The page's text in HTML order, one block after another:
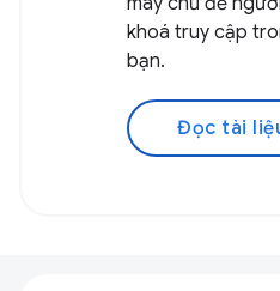
khoá truy cập
bạn.
Đọc tài